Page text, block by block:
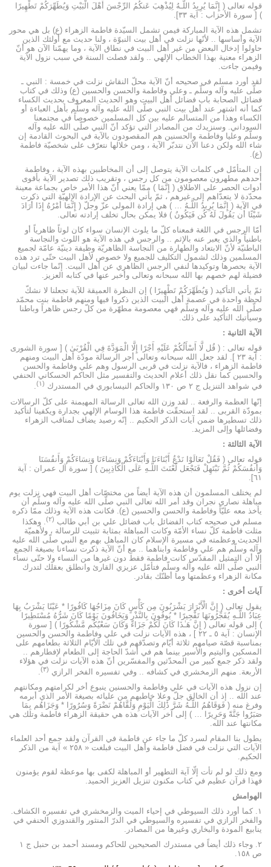
قوله تعالى ( إِنَّمَا يُرِيدُ اللَّـهُ لِيُذْهِبَ عَنكُمُ الرِّجْسَ أَهْلَ الْبَيْتِ وَيُطَهِّرَكُمْ تَطْهِيرًا
) [ سورة الأحزاب : آية ٣٣].
تشمل هذه الآية المباركة فيمن تشمل السيّدة فاطمة الزهراء (ع) بل هي محور
الآية وأساسها .. لأنّها نزلت في أهل بيت النبوّة ، ولنا حديث مع أولئك الذين
حاولوا إدخال البعض من غير أهل البيت في نطاق الآية ، وما يهمّنا الآن هو أنّ
الزهراء معنية بهذا الخطاب الإلهي .. ولقد فصلت السنة في سبب نزول الآية
وفيمن جاءت.
لقد أورد مسلم في صحيحه أنّ الآية محلّ النقاش نزلت في خمسة : النبي ـ
صلّى عليه وآله وسلّم ـ وعلي وفاطمة والحسن والحسين (ع) وذلك في كتاب
فضائل الصحابة باب فضائل أهل البيت وهو الحديث المعروف بحديث الكساء
كما أنه اشتهر عند أهل بيت النبي صلّى‌ الله‌ عليه‌ وآله‌ وسلّم بأهل العباءة أو
الكساء وهذا من المتسالم عليه بين كل المسلمين خصوصاً في مجتمعنا
السوداني. وسنزيدك من المصادر التي تؤكد أنّ النبي صلّى الله عليه وآله
وسلّم وعليا وفاطمة والحسنين هم المقصودون بالآية في البحوث القادمة إن
شاء الله ولكن دعنا الآن نتدبّر الآية ، ومن خلالها نتعرّف على شخصيّة فاطمة
(ع).
إن المتأمّل في كلمات الآية يتوصل إلى أن المخاطبين بهذه الآية ، وفاطمة
أحدهم مطهرون معصومون من كل رجس ، وتقريب ذلك تصدير الآية بأقوى
أدوات الحصر على الاطلاق ( إِنَّمَا ) ممّا يعني أنّ هذا الأمر خاص بجماعة معينة
محدّدة لا يتعدّاهم إلى غيرهم ، ثمّ يأتي البحث عن الإرادة الإلهيّة التي ذكرت
في الآية ( إِنَّمَا يُرِيدُ اللَّـهُ … ) هي إرادة المولى عزّ وجلّ ( إِنَّمَا أَمْرُهُ إِذَا أَرَادَ
شَيْئًا أَن يَقُولَ لَهُ كُن فَيَكُونُ ) فلا يمكن بحال تخلف إرادته تعالى.
أمّا الرجس في اللغة فمعناه كلّ ما يلوث الإنسان سواء كان لوثاً ظاهرياً أو
باطنياً والذي يعبر عنه بالإثم .. والرجس في هذه الآية هو اللوث والنجاسة
الباطنيّة لأنّ الابتعاد والطهارة من النجاسة الظاهريّة وظيفة دينيّة عامّة لجميع
المسلمين وذلك لشمول التكليف للجميع ولا خصوص لأهل البيت حتّى ترد هذه
الآية بحصرها وتوكيدها لنفي الرجس الظاهري عن أهل البيت. إنّما جاءت لبيان
فضيلة لهم خصهم بها الله سبحانه وتعالى وأخبر عنها في كتابه العزيز.
ثمّ يأتي التأكيد ( وَيُطَهِّرَكُمْ تَطْهِيرًا ) إن النظرة العميقة للآية تجعلنا لا نشكّ
لحظة واحدة في عصمة أهل البيت الذين ذكروا فيها ومنهم فاطمة بنت محمّد
صلّى‌ الله‌ عليه‌ وآله‌ وسلّم فهي معصومة مطهّرة من كلّ رجس ظاهراً وباطنا
وسيأتيك التأكيد على ذلك.
الآية الثانية :
قوله تعالى : ( قُل لَّا أَسْأَلُكُمْ عَلَيْهِ أَجْرًا إِلَّا الْمَوَدَّةَ فِي الْقُرْبَىٰ ) [ سورة الشورى
: آية ٢٣ ]. لقد جعل الله سبحانه وتعالى أجر الرسالة مودّة أهل البيت ومنهم
فاطمة الزهراء ، فالآية نزلت في قربى الرسول وهم علي وفاطمة والحسن
والحسين كما نقل ذلك أعلام الحديث والتفسير مثل الحاكم الحسكاني الحنفي
في شواهد التنزيل ج ٢ ص ١٣٠ والحاكم النيسابوري في المستدرك
(۱)
.
إنّها العظمة والرفعة .. لقد وزن الله تعالى الرسالة المهيمنة على كلّ الرسالات
بمودّة القربى .. لقد استحقّت فاطمة هذا الوسام الإلهي بجدارة ويكفينا لتأكيد
ذلك تسطيرها ضمن آيات الذكر الحكيم .. إنّه رصيد يضاف لمناقب الزهراء
وفضائلها وإلى المزيد.
الآية الثالثة :
قوله تعالى ( فَقُلْ تَعَالَوْا نَدْعُ أَبْنَاءَنَا وَأَبْنَاءَكُمْ وَنِسَاءَنَا وَنِسَاءَكُمْ وَأَنفُسَنَا
وَأَنفُسَكُمْ ثُمَّ نَبْتَهِلْ فَنَجْعَل لَّعْنَتَ اللَّـهِ عَلَى الْكَاذِبِينَ ) [ سورة آل عمران : آية
٦١].
لم يختلف المسلمون أن هذه الآية أيضاً من مختصّات أهل البيت فهي نزلت يوم
مباهلة نصارى نجران وقد أمر الله تعالى النبي صلّى‌ الله‌ عليه‌ وآله‌ وسلّم أن
يأخذ معه عليّاً وفاطمة والحسن والحسين (ع). فكانت هذه الآية وذلك ممّا ذكره
مسلم في صحيحه كتاب الفضائل باب فضائل علي بن أبي طالب (۲)
. وهكذا
مثلت فاطمة كلّ نساء الأمّة وكانت المباهلة بمثابة تثبيت للرسالة ، ولأهميّة
الحديث وعظمته في مسيرة الإسلام كان المباهل بهم مع النبي صلّى‌ الله‌ عليه‌
وآله‌ وسلّم هم علي وفاطمة وابناهما .. مع أنّ الآية ذكرت نساءنا بصيغة الجمع
إلّا أن التمثيل المقدّس كانت فاطمة فقط دون غيرها من النساء ولا حتّى نساء
النبي صلّى‌ الله‌ عليه‌ وآله‌ وسلّم فتأمّل عزيزي القارئ وانطلق بعقلك لتدرك
مكانة الزهراء وعظمتها وما أظنّك بقادر.
آيات أخرى :
يقول تعالى ( إِنَّ الْأَبْرَارَ يَشْرَبُونَ مِن كَأْسٍ كَانَ مِزَاجُهَا كَافُورًا * عَيْنًا يَشْرَبُ بِهَا
عِبَادُ اللَّـهِ يُفَجِّرُونَهَا تَفْجِيرًا * يُوفُونَ بِالنَّذْرِ وَيَخَافُونَ يَوْمًا كَانَ شَرُّهُ مُسْتَطِيرًا
) إلى قوله تعالى ( إِنَّ هَـٰذَا كَانَ لَكُمْ جَزَاءً وَكَانَ سَعْيُكُم مَّشْكُورًا ) [ سورة
الإنسان : آية ٥ ـ ٢٢ ] ، هذه الآيات نزلت في علي وفاطمة والحسن والحسين
بمناسبة قصّة صيامهم ثلاثة أيّام وتصدّقهم في تلك الأيّام الثلاثة بطعامهم على
المسكين واليتيم والأسير بينما هم في أشدّ الحاجة إلى الطعام لإفطارهم ..
ولقد ذكر جمع كبير من المحدّثين والمفسّرين أنّ هذه الآيات نزلت في هؤلاء
الأربعة. منهم الزمخشري في كشافه .. وفي تفسيره الفخر الرازي (۳)
.
إن نزول هذه الآيات في علي وفاطمة والحسنين ينبوع أخر لكرامتهم ومكانتهم
عند الله .. إذ أن الخالق جلّ وعلا خاطبهم من عليائه بصيغة الأمر الذي أبرمه
وفرغ منه ( فَوَقَاهُمُ اللَّـهُ شَرَّ ذَٰلِكَ الْيَوْمِ وَلَقَّاهُمْ نَضْرَةً وَسُرُورًا * وَجَزَاهُم بِمَا
صَبَرُوا جَنَّةً وَحَرِيرًا … ) إلى آخر الآيات هذه هي حقيقة الزهراء فاطمة وتلك هي
مكانتها عند الله.
يطول بنا المقام لسرد كلّ ما جاء عن فاطمة في القرآن ولقد جمع أحد العلماء
الآيات التي نزلت في فضل فاطمة وأهل البيت فبلغت « ٢٥٨ » آية من الذكر
الحكيم.
ومع ذلك لو لم تأت إلّا آية التطهير أو المباهلة لكفى بها موعظة لقوم يؤمنون
فهذا قرآن عظيم في كتاب مكنون تنزيل العزيز الحميد.
الهوامش
۱. كما أورد ذلك السيوطي في إحياء الميت والزمخشري في تفسيره الكشاف.
والفخر الرازي في تفسيره والسيوطي في الدرّ المنثور والقندوزي الحنفي في
ينابيع المودة والبخاري وغيرها من المصادر.
۲. وجاء ذلك أيضاً في مستدرك الصحيحين للحاكم ومسند أحمد بن حنبل ج ١
ص ١٥٨.